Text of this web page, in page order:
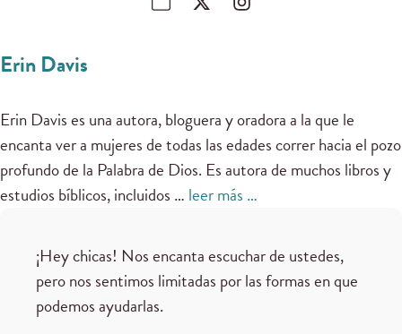
Erin Davis
Erin Davis es una autora, bloguera y oradora a la que le
encanta ver a mujeres de todas las edades correr hacia el pozo
profundo de la Palabra de Dios. Es autora de muchos libros y
estudios bíblicos, incluidos … leer más …
¡Hey chicas! Nos encanta escuchar de ustedes,
pero nos sentimos limitadas por las formas en que
podemos ayudarlas.